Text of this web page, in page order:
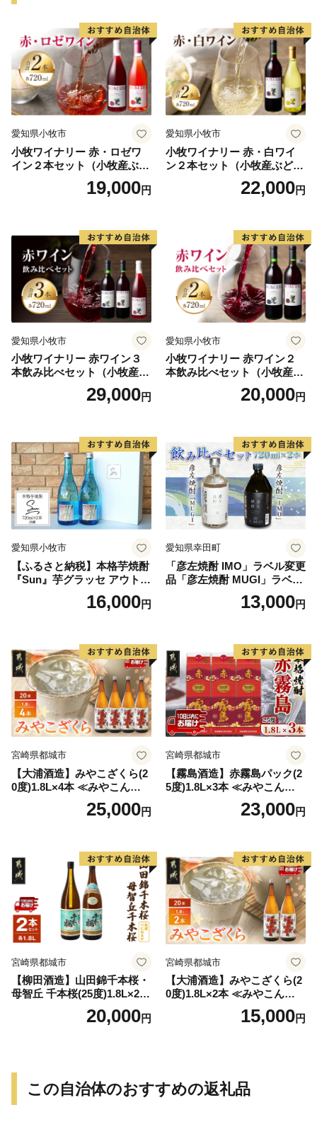
お願い申し上げます。
★ABCテレビのニュース情報番組「キャスト」で株式会
社千石の『アラジングラファイトグリル＆トースター』
が紹介されました！
ト）
👉 アラジン グラファイトグリル＆トースター（グリー
👉『アラジン』の他の返礼品を全て見る
愛知県小牧市
小牧ワイナリー 赤・ロゼワ
イン２本セット（小牧産ぶど
19,000円
愛知県小牧市
小牧ワイナリー 赤・白ワイ
ン２本セット（小牧産ぶどう
22,000円
愛知県小牧市
小牧ワイナリー 赤ワイン３
本飲み比べセット（小牧産ぶ
どう100％使用）29,000円
愛知県小牧市
小牧ワイナリー 赤ワイン２
本飲み比べセット（小牧産ぶ
どう100％使用）20,000円
愛知県小牧市
【ふるさと納税】本格芋焼酎
『Sun』芋グラッセ アウトド
ア ソロキャンプ ベランピン
グ 巣ごもり 就労支援16,000円
愛知県幸田町
「彦左焼酎 IMO」ラベル変更
品「彦左焼酎 MUGI」ラベル
変更品 飲み比べ セット 合計
2本 720ml×各1本 25度 焼酎
13,000円
宮崎県都城市
【大浦酒造】みやこざくら(2
0度)1.8L×4本 ≪みやこんじょ
特急便≫_AD-077125,000円
宮崎県都城市
【霧島酒造】赤霧島パック(2
5度)1.8L×3本 ≪みやこんじょ
特急便≫_23-07-K03P-1800-3
23,000円
宮崎県都城市
【柳田酒造】山田錦千本桜・
母智丘 千本桜(25度)1.8L×2本
≪みやこんじょ特急便≫_AC
20,000円
宮崎県都城市
【大浦酒造】みやこざくら(2
0度)1.8L×2本 ≪みやこんじょ
特急便≫_MJ-077115,000円
この自治体のおすすめの返礼品